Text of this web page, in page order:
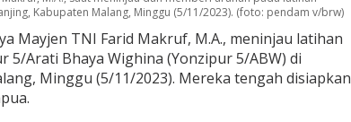
Kabupaten Malang, Minggu (5/11/2023). (foto: pendam v/brw)
Mayjen TNI Farid Makruf, M.A., meninjau latihan
5/Arati Bhaya Wighina (Yonzipur 5/ABW) di
Minggu (5/11/2023). Mereka tengah disiapkan